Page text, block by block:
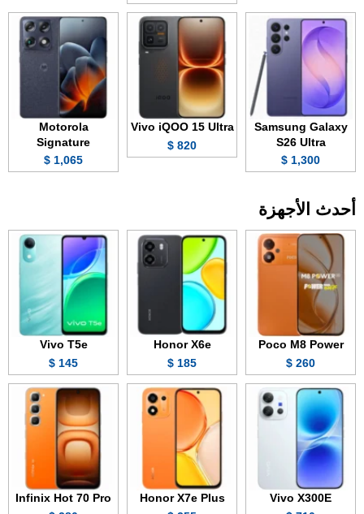
Samsung Galaxy
S26 Ultra
1,300 $
Vivo iQOO 15 Ultra
820 $
Motorola
Signature
1,065 $
أحدث الأجهزة
Poco M8 Power
260 $
Honor X6e
185 $
Vivo T5e
145 $
Vivo X300E
Honor X7e Plus
Infinix Hot 70 Pro